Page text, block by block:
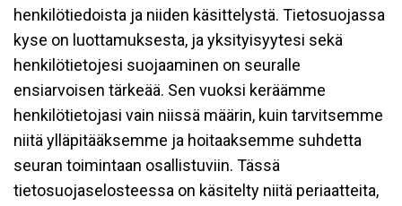
henkilötiedoista ja niiden käsittelystä. Tietosuojassa
kyse on luottamuksesta, ja yksityisyytesi sekä
henkilötietojesi suojaaminen on seuralle
ensiarvoisen tärkeää. Sen vuoksi keräämme
henkilötietojasi vain niissä määrin, kuin tarvitsemme
niitä ylläpitääksemme ja hoitaaksemme suhdetta
seuran toimintaan osallistuviin. Tässä
tietosuojaselosteessa on käsitelty niitä periaatteita,